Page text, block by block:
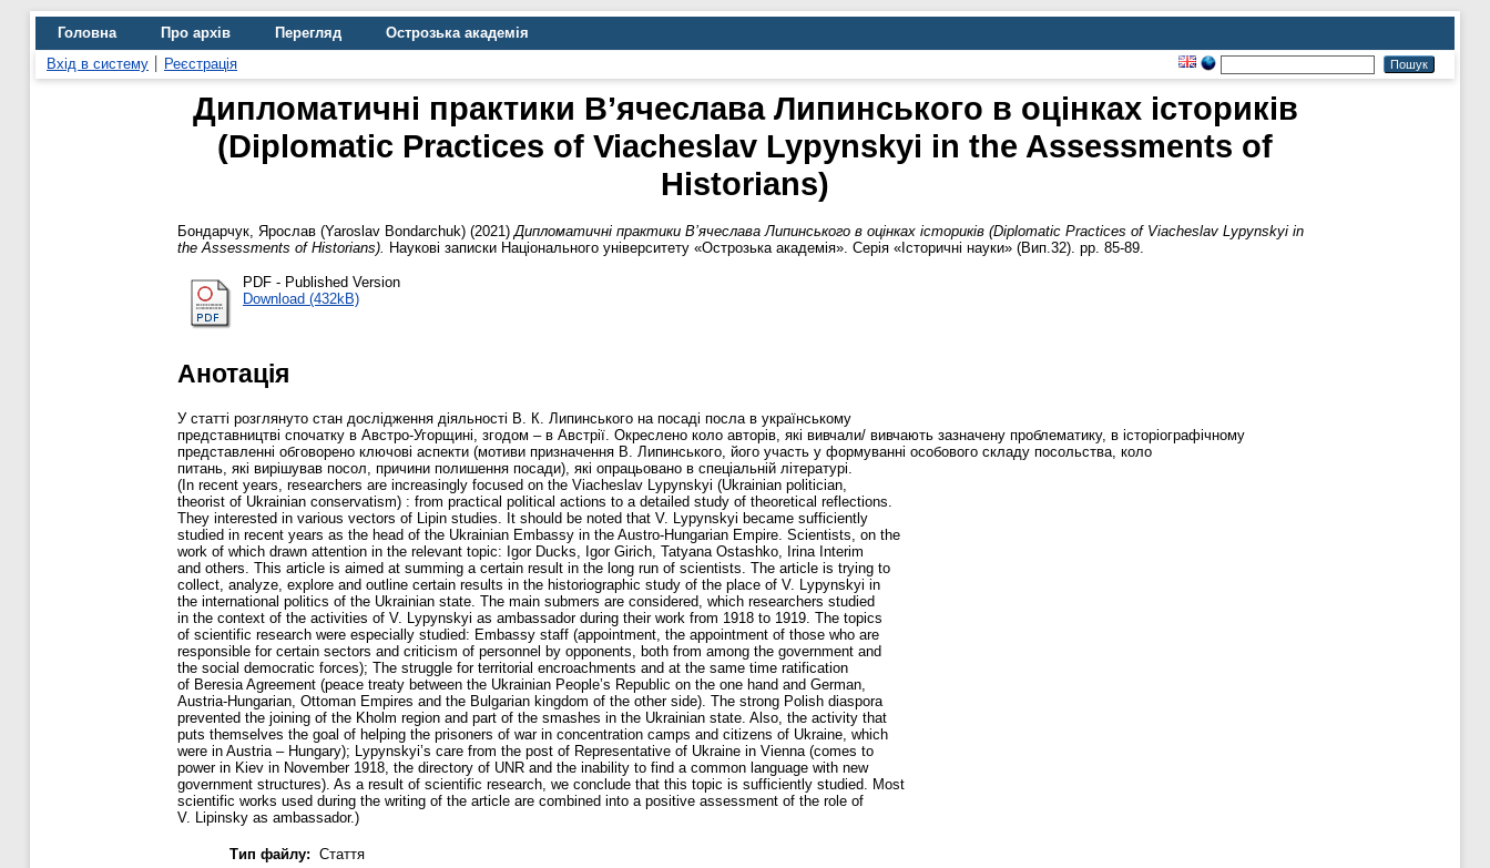
Головна Про архів Перегляд
Острозька академія
Вхід в систему
Реєстрація
Дипломатичні практики В’ячеслава Липинського в оцінках істориків
(Diplomatic Practices of Viacheslav Lypynskyi in the Assessments of
Historians)
Бондарчук, Ярослав (Yaroslav Bondarchuk) (2021) Дипломатичні практики В’ячеслава Липинського в оцінках істориків (Diplomatic Practices of Viacheslav Lypynskyi in
the Assessments of Historians).
Наукові записки Національного університету «Острозька академія». Серія «Історичні науки» (Вип.32). pp. 85-89.
PDF - Published Version
Download (432kB)
Анотація
У статті розглянуто стан дослідження діяльності В. К. Липинського на посаді посла в українському
представництві спочатку в Австро-Угорщині, згодом – в Австрії. Окреслено коло авторів, які вивчали/ вивчають зазначену проблематику, в історіографічному
представленні обговорено ключові аспекти (мотиви призначення В. Липинського, його участь у формуванні особового складу посольства, коло
питань, які вирішував посол, причини полишення посади), які опрацьовано в спеціальній літературі.
(In recent years, researchers are increasingly focused on the Viacheslav Lypynskyi (Ukrainian politician,
theorist of Ukrainian conservatism) : from practical political actions to a detailed study of theoretical reflections.
They interested in various vectors of Lipin studies. It should be noted that V. Lypynskyi became sufficiently
studied in recent years as the head of the Ukrainian Embassy in the Austro-Hungarian Empire. Scientists, on the
work of which drawn attention in the relevant topic: Igor Ducks, Igor Girich, Tatyana Ostashko, Irina Interim
and others. This article is aimed at summing a certain result in the long run of scientists. The article is trying to
collect, analyze, explore and outline certain results in the historiographic study of the place of V. Lypynskyi in
the international politics of the Ukrainian state. The main submers are considered, which researchers studied
in the context of the activities of V. Lypynskyi as ambassador during their work from 1918 to 1919. The topics
of scientific research were especially studied: Embassy staff (appointment, the appointment of those who are
responsible for certain sectors and criticism of personnel by opponents, both from among the government and
the social democratic forces); The struggle for territorial encroachments and at the same time ratification
of Beresia Agreement (peace treaty between the Ukrainian People’s Republic on the one hand and German,
Austria-Hungarian, Ottoman Empires and the Bulgarian kingdom of the other side). The strong Polish diaspora
prevented the joining of the Kholm region and part of the smashes in the Ukrainian state. Also, the activity that
puts themselves the goal of helping the prisoners of war in concentration camps and citizens of Ukraine, which
were in Austria – Hungary); Lypynskyi’s care from the post of Representative of Ukraine in Vienna (comes to
power in Kiev in November 1918, the directory of UNR and the inability to find a common language with new
government structures). As a result of scientific research, we conclude that this topic is sufficiently studied. Most
scientific works used during the writing of the article are combined into a positive assessment of the role of
V. Lipinsky as ambassador.)
Тип файлу: Стаття